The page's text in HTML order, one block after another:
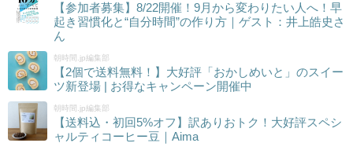
【参加者募集】8/22開催！9月から変わりたい人へ！早
起き習慣化と“自分時間”の作り方｜ゲスト：井上皓史さ
ん
朝時間.jp編集部
【2個で送料無料！】大好評「おかしめいと」のスイー
ツ新登場 | お得なキャンペーン開催中
朝時間.jp編集部
【送料込・初回5%オフ】訳ありおトク！大好評スペシ
ャルティコーヒー豆｜Aima